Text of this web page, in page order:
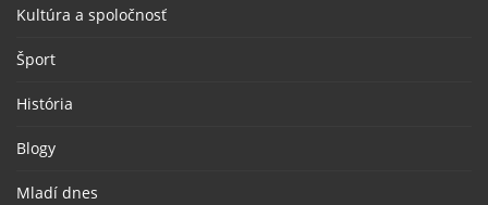
Kultúra a spoločnosť
Šport
História
Blogy
Mladí dnes